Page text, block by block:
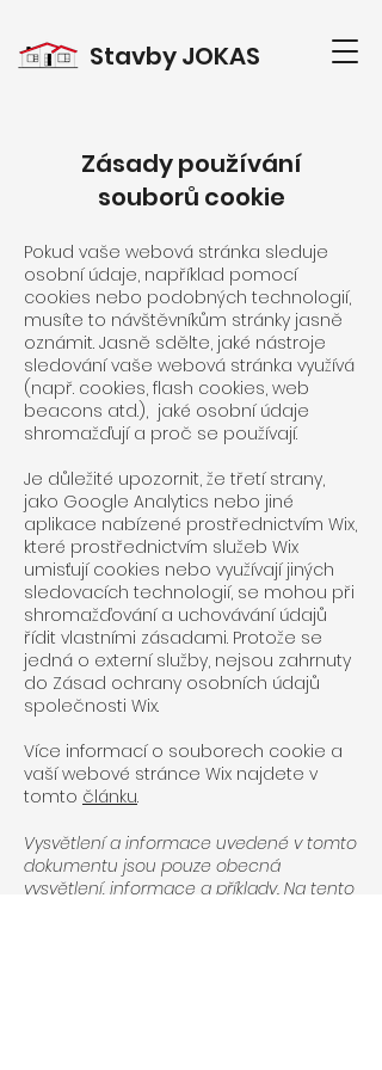
StavbyJOKAS
Zásady používání
souborů cookie
Pokud vaše webová stránka sleduje
osobní údaje, například pomocí
cookies nebo podobných technologií,
musíte to návštěvníkům stránky jasně
oznámit. Jasně sdělte, jaké nástroje
sledování vaše webová stránka využívá
(např. cookies, flash cookies, web
beacons atd.), jaké osobní údaje
shromažďují a proč se používají.
Je důležité upozornit, že třetí strany,
jako Google Analytics nebo jiné
aplikace nabízené prostřednictvím Wix,
které prostřednictvím služeb Wix
umisťují cookies nebo využívají jiných
sledovacích technologií, se mohou při
shromažďování a uchovávání údajů
řídit vlastními zásadami. Protože se
jedná o externí služby, nejsou zahrnuty
do Zásad ochrany osobních údajů
společnosti Wix.
Více informací o souborech cookie a
vaší webové stránce Wix najdete v
tomto článku.
Vysvětlení a informace uvedené v tomto
dokumentu jsou pouze obecná
vysvětlení, informace a příklady. Na tento